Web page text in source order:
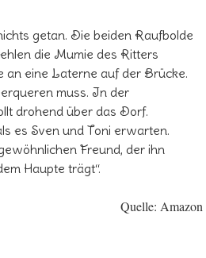
getan. Die beiden Raufbolde
die Mumie des Ritters
an eine Laterne auf der Brücke.
muss. In der
drohend über das Dorf.
es Sven und Toni erwarten.
Freund, der ihn
Haupte trägt“.
Quelle: Amazon